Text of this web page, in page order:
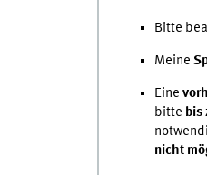
Bitte
Meine
Eine
bitte bis
nicht